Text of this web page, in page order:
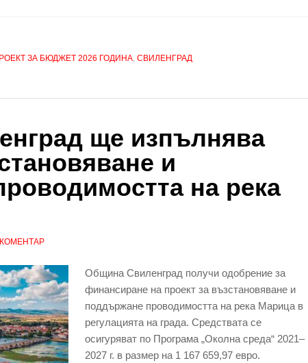
ЗА БЮДЖЕТ 2026 ГОДИНА, СВИЛЕНГРАД
ще изпълнява
и
на река
Община Свиленград получи одобрение за
финансиране на проект за възстановяване и
поддържане проводимостта на река Марица в
регулацията на града. Средствата се
осигуряват по Програма „Околна среда“ 2021–
2027 г. в размер на 1 167 659,97 евро.